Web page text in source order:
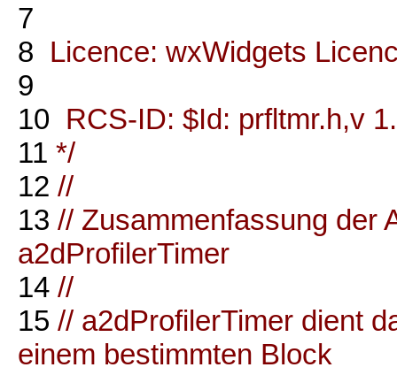
7
8 Licence: wxWidgets
9
10 RCS-ID: $Id: prfltmr.h,v
11 */
12 //
13 // Zusammenfassung der
a2dProfilerTimer
14 //
15 // a2dProfilerTimer dient
einem bestimmten Block